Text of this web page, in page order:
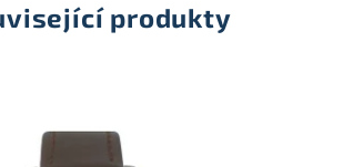
produkty